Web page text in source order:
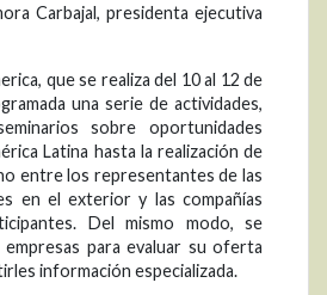
Carbajal, presidenta ejecutiva
que se realiza del 10 al 12 de
una serie de actividades,
sobre oportunidades
Latina hasta la realización de
entre los representantes de las
en el exterior y las compañías
Del mismo modo, se
empresas para evaluar su oferta
información especializada.